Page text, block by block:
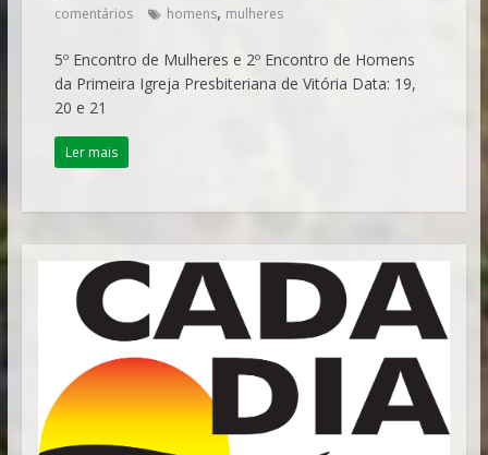
comentários
homens, mulheres
5º Encontro de Mulheres e 2º Encontro de Homens
da Primeira Igreja Presbiteriana de Vitória Data: 19,
20 e 21
Ler mais